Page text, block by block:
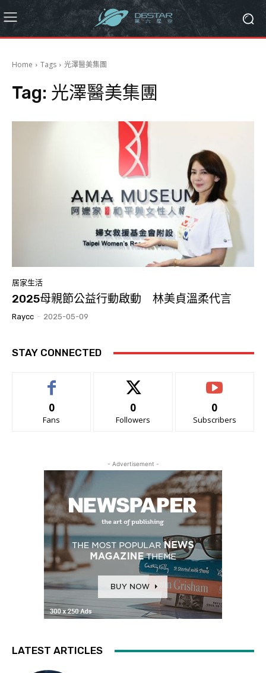
Home Tags 光澤醫美集團
Tag: 光澤醫美集團
居家生活
2025母親節公益行動啟動 林美貞溫柔代言
Raycc - 2025-05-09
STAY CONNECTED
0
Fans
0
Followers
0
Subscribers
- Advertisement -
LATEST ARTICLES